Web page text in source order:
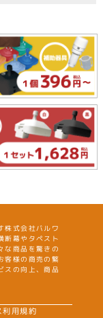
株式会社バルワ
断幕やタペスト
な商品を驚きの
客様の商売の繁
スの向上、商品
利用規約